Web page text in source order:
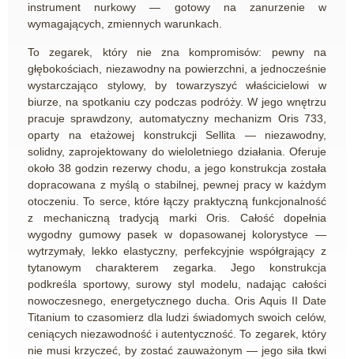
instrument nurkowy — gotowy na zanurzenie w
wymagających, zmiennych warunkach.
To zegarek, który nie zna kompromisów: pewny na
głębokościach, niezawodny na powierzchni, a jednocześnie
wystarczająco stylowy, by towarzyszyć właścicielowi w
biurze, na spotkaniu czy podczas podróży. W jego wnętrzu
pracuje sprawdzony, automatyczny mechanizm Oris 733,
oparty na etażowej konstrukcji Sellita — niezawodny,
solidny, zaprojektowany do wieloletniego działania. Oferuje
około 38 godzin rezerwy chodu, a jego konstrukcja została
dopracowana z myślą o stabilnej, pewnej pracy w każdym
otoczeniu. To serce, które łączy praktyczną funkcjonalność
z mechaniczną tradycją marki Oris. Całość dopełnia
wygodny gumowy pasek w dopasowanej kolorystyce —
wytrzymały, lekko elastyczny, perfekcyjnie współgrający z
tytanowym charakterem zegarka. Jego konstrukcja
podkreśla sportowy, surowy styl modelu, nadając całości
nowoczesnego, energetycznego ducha. Oris Aquis II Date
Titanium to czasomierz dla ludzi świadomych swoich celów,
ceniących niezawodność i autentyczność. To zegarek, który
nie musi krzyczeć, by zostać zauważonym — jego siła tkwi